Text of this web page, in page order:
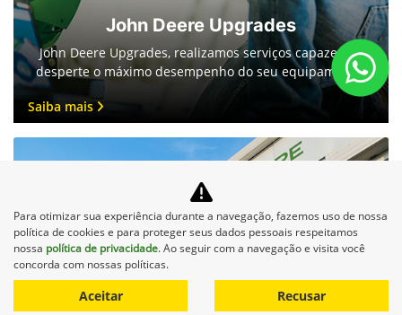
John Deere Upgrades
John Deere Upgrades, realizamos serviços capazes de
desperte o máximo desempenho do seu equipamento.
Saiba mais
Financiamento
Descubra uma maneira acessível de potencializar sua
Para otimizar sua experiência durante a navegação, fazemos uso de nossa
política de cookies e para proteger seus dados pessoais respeitamos
nossa política de privacidade. Ao seguir com a navegação e visita você
concorda com nossas políticas.
Aceitar Recusar